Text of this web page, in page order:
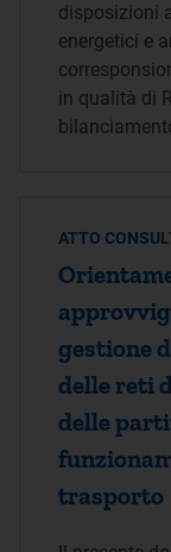
disposizioni
energetici e
in qualità di
ATTO
gestione
delle reti
delle
trasporto